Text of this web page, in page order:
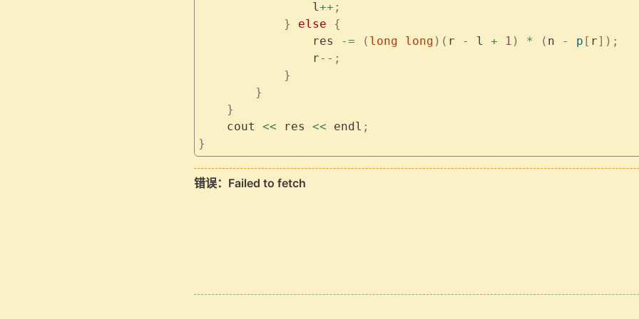
                l
++ ;
            }
else {
                res
-= ( long long )( r - l + 1 ) * ( n - p [ r]);
                r
-- ;
            }
        }
    }
    cout
<< res << endl ;
}